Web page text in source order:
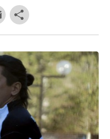
E
m
ai
l
o
m
p
ar
tir